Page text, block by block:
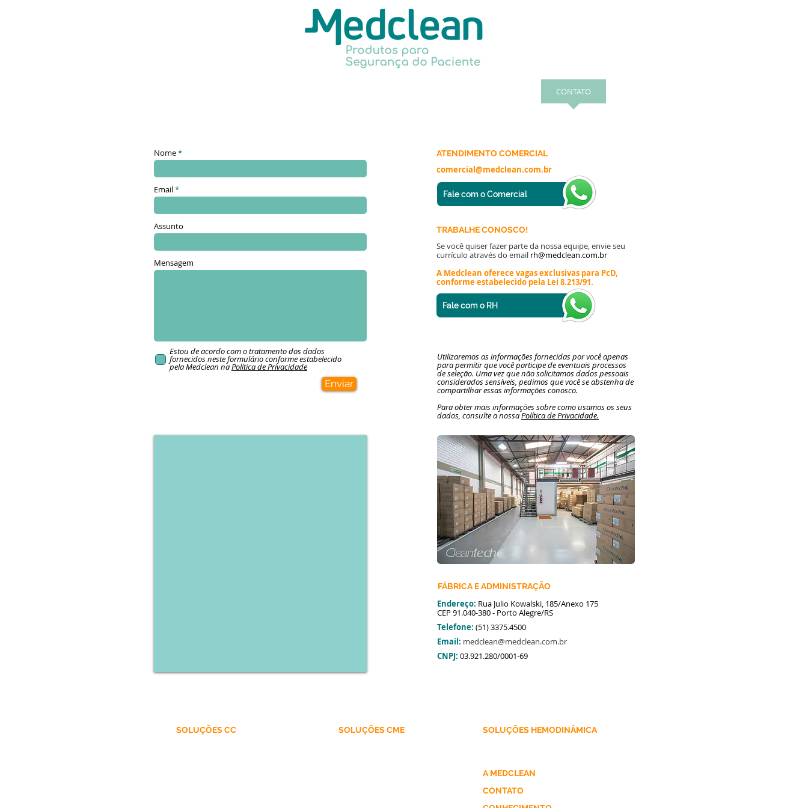
CONTATO
Nome
Email
Assunto
Mensagem
Estou de acordo com o tratamento dos dados
fornecidos neste formulário conforme estabelecido
pela Medclean naPolítica de Privacidade
Enviar
ATENDIMENTO COMERCIAL
comercial@medclean.com.br
Fale com o Comercial
TRABALHE CONOSCO!
Se você quiser fazer parte da nossa equipe, envie seu
currículo através do email rh@medclean.com.br
A Medclean oferece vagas exclusivas para PcD,
conforme estabelecido pela Lei 8.213/91.
Fale com o RH
Utilizaremos as informações fornecidas por você apenas
para permitir que você participe de eventuais processos
de seleção. Uma vez que não solicitamos dados pessoais
considerados sensíveis, pedimos que você se abstenha de
compartilhar essas informações conosco.
Para obter mais informações sobre como usamos os seus
dados, consulte a nossaPolítica de Privacidade.
FÁBRICA E ADMINISTRAÇÃO
Endereço: Rua Julio Kowalski, 185/Anexo 175
CEP 91.040-380 - Porto Alegre/RS
Telefone: (51) 3375.4500
Email: medclean@medclean.com.br
CNPJ: 03.921.280/0001-69
A MEDCLEAN
CONTATO
SOLUÇÕES CC SOLUÇÕES CME SOLUÇÕES HEMODINÂMICA